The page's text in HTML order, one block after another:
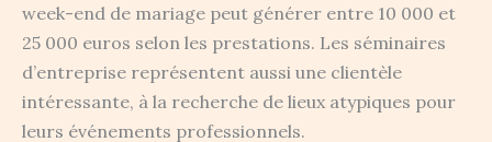
week-end de mariage peut générer entre 10 000 et
25 000 euros selon les prestations. Les séminaires
d’entreprise représentent aussi une clientèle
intéressante, à la recherche de lieux atypiques pour
leurs événements professionnels.